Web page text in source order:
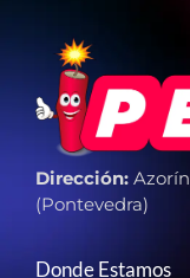
Dirección:
(Pontevedra)
Donde Estamos